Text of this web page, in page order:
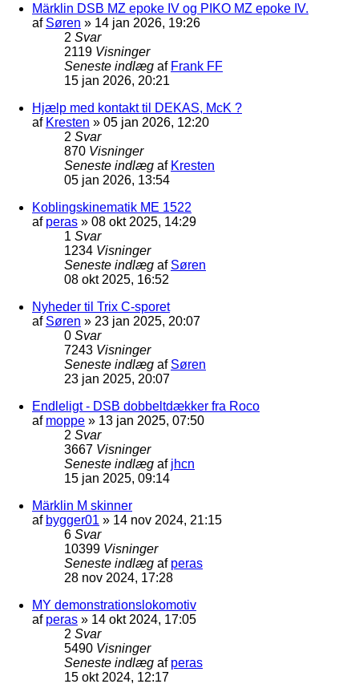
Märklin DSB MZ epoke IV og PIKO MZ epoke IV.
af Søren » 14 jan 2026, 19:26
2 Svar
2119 Visninger
Seneste indlæg af Frank FF
15 jan 2026, 20:21
Hjælp med kontakt til DEKAS, McK ?
af Kresten » 05 jan 2026, 12:20
2 Svar
870 Visninger
Seneste indlæg af Kresten
05 jan 2026, 13:54
Koblingskinematik ME 1522
af peras » 08 okt 2025, 14:29
1 Svar
1234 Visninger
Seneste indlæg af Søren
08 okt 2025, 16:52
Nyheder til Trix C-sporet
af Søren » 23 jan 2025, 20:07
0 Svar
7243 Visninger
Seneste indlæg af Søren
23 jan 2025, 20:07
Endleligt - DSB dobbeltdækker fra Roco
af moppe » 13 jan 2025, 07:50
2 Svar
3667 Visninger
Seneste indlæg af jhcn
15 jan 2025, 09:14
Märklin M skinner
af bygger01 » 14 nov 2024, 21:15
6 Svar
10399 Visninger
Seneste indlæg af peras
28 nov 2024, 17:28
MY demonstrationslokomotiv
af peras » 14 okt 2024, 17:05
2 Svar
5490 Visninger
Seneste indlæg af peras
15 okt 2024, 12:17